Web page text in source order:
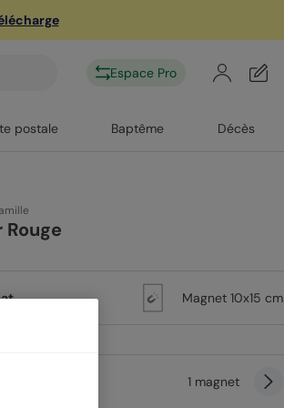
Espace Pro
postale Baptême Décès
Magnet 10x15 cm
1 magnet